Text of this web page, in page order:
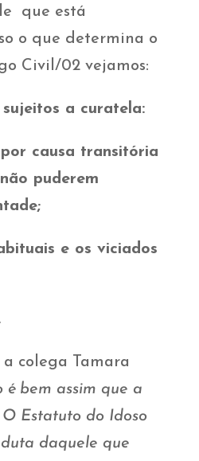
que está
o que determina o
Civil/02 vejamos:
sujeitos a curatela:
por causa transitória
puderem
e os viciados
colega Tamara
é bem assim que a
Estatuto do Idoso
daquele que